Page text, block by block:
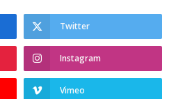
Twitter
Instagram
Vimeo